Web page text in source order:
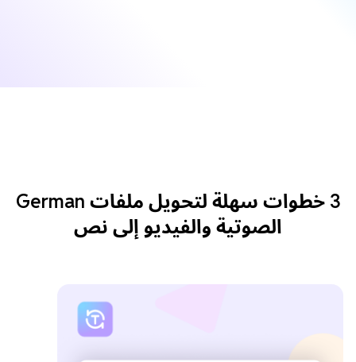
3 خطوات سهلة لتحويل ملفات German
الصوتية والفيديو إلى نص